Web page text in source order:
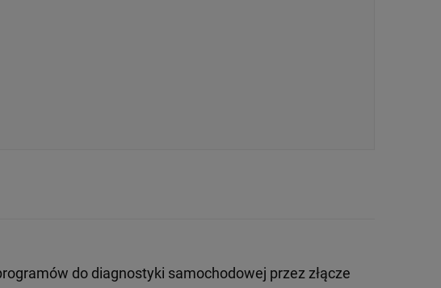
do diagnostyki samochodowej przez złącze